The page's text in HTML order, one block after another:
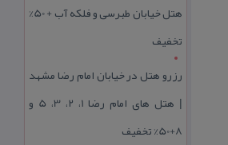
هتل خیابان طبرسی و فلکه آب + 50%
تخفیف
رزرو هتل در خیابان امام رضا مشهد
| هتل‌ های امام رضا 1، 2، 3، 5 و
8+50% تخفیف